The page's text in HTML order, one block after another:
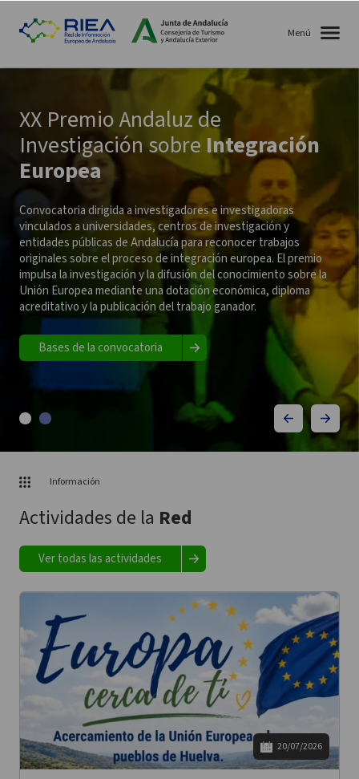
Menú
XX Premio Andaluz de
Investigación sobre Integración
Europea
Convocatoria dirigida a investigadores e investigadoras
vinculados a universidades, centros de investigación y
entidades públicas de Andalucía para reconocer trabajos
originales sobre el proceso de integración europea. El premio
impulsa la investigación y la difusión del conocimiento sobre la
Unión Europea mediante una dotación económica, diploma
acreditativo y la publicación del trabajo ganador.
Bases de la convocatoria
Información
Actividades de la Red
Ver todas las actividades
20/07/2026